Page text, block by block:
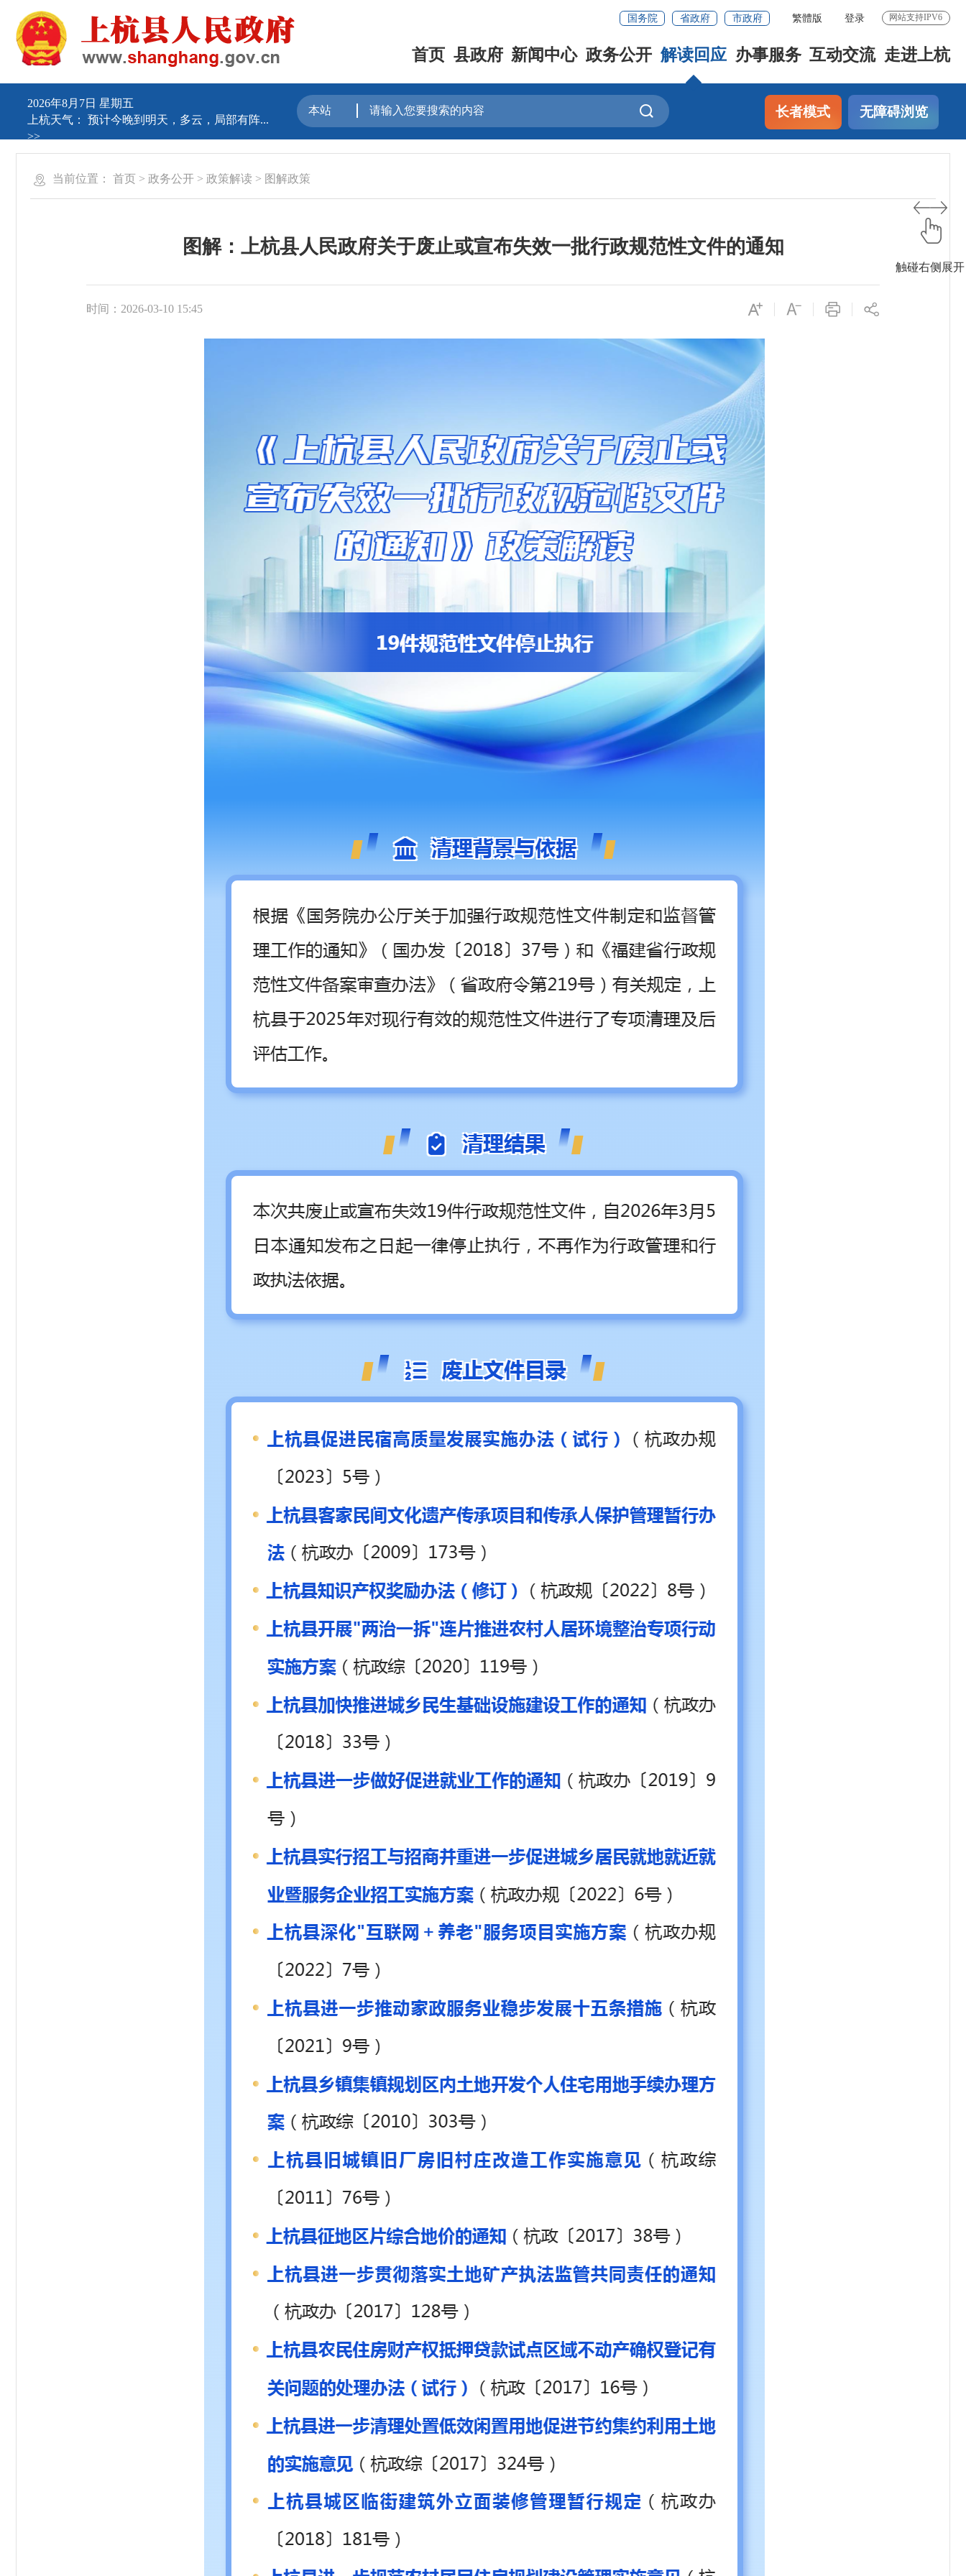
国务院 省政府 市政府 繁體版 登录 网站支持IPV6
首页 县政府 新闻中心 政务公开 解读回应 办事服务 互动交流 走进上杭
2026年8月7日 星期五
上杭天气： 预计今晚到明天，多云，局部有阵...
>>
长者模式 无障碍浏览
当前位置： 首页 > 政务公开 > 政策解读 > 图解政策
图解：上杭县人民政府关于废止或宣布失效一批行政规范性文件的通知
时间：2026-03-10 15:45
触碰右侧展开